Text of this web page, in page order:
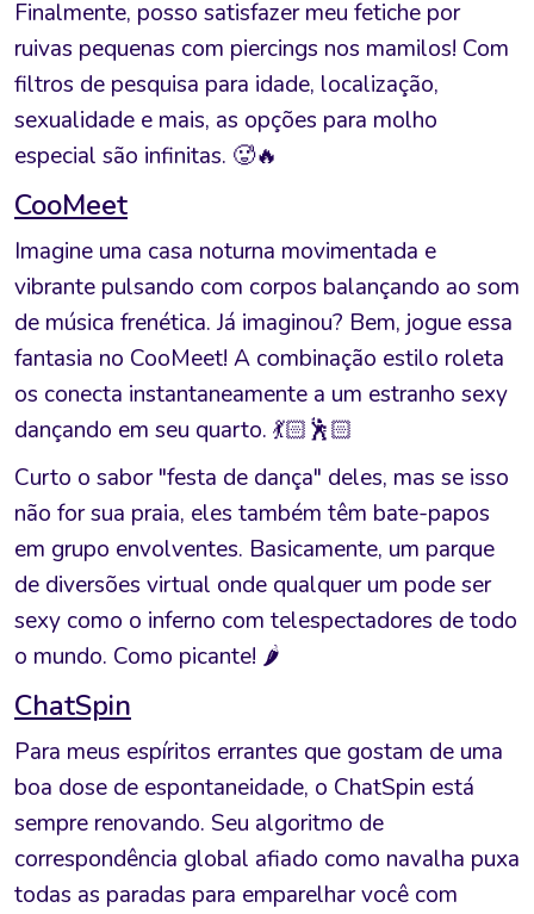
Finalmente, posso satisfazer meu fetiche por
ruivas pequenas com piercings nos mamilos! Com
filtros de pesquisa para idade, localização,
sexualidade e mais, as opções para molho
especial são infinitas. 🥵🔥
CooMeet
Imagine uma casa noturna movimentada e
vibrante pulsando com corpos balançando ao som
de música frenética. Já imaginou? Bem, jogue essa
fantasia no CooMeet! A combinação estilo roleta
os conecta instantaneamente a um estranho sexy
dançando em seu quarto. 💃🏻🕺🏻
Curto o sabor "festa de dança" deles, mas se isso
não for sua praia, eles também têm bate-papos
em grupo envolventes. Basicamente, um parque
de diversões virtual onde qualquer um pode ser
sexy como o inferno com telespectadores de todo
o mundo. Como picante! 🌶️
ChatSpin
Para meus espíritos errantes que gostam de uma
boa dose de espontaneidade, o ChatSpin está
sempre renovando. Seu algoritmo de
correspondência global afiado como navalha puxa
todas as paradas para emparelhar você com